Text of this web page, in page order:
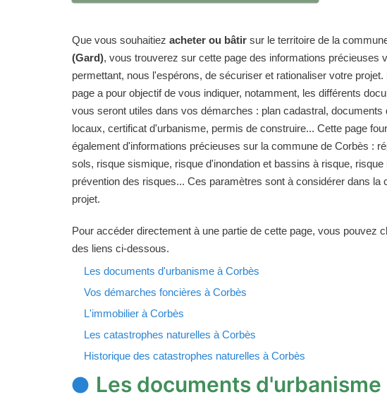
Que vous souhaitiez acheter ou bâtir sur le territoire de la
(Gard), vous trouverez sur cette page des informations précieuses
permettant, nous l'espérons, de sécuriser et rationaliser votre projet.
page a pour objectif de vous indiquer, notamment, les différents
vous seront utiles dans vos démarches : plan cadastral, documents
locaux, certificat d'urbanisme, permis de construire... Cette page
également d'informations précieuses sur la commune de Corbès :
sols, risque sismique, risque d'inondation et bassins à risque, risque
prévention des risques... Ces paramètres sont à considérer dans la
projet.
Pour accéder directement à une partie de cette page, vous pouvez
des liens ci-dessous.
Les documents d'urbanisme à Corbès
Vos démarches foncières à Corbès
L'immobilier à Corbès
Les catastrophes naturelles à Corbès
Historique des catastrophes naturelles à Corbès
Les documents d'urbanisme